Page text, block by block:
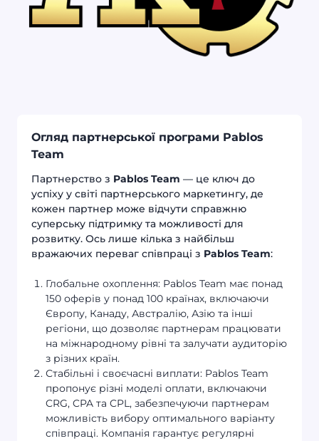
Огляд партнерської програми Pablos
Team
Партнерство з Pablos Team — це ключ до
успіху у світі партнерського маркетингу, де
кожен партнер може відчути справжню
суперську підтримку та можливості для
розвитку. Ось лише кілька з найбільш
вражаючих переваг співпраці з Pablos Team:
Глобальне охоплення: Pablos Team має понад
150 оферів у понад 100 країнах, включаючи
Європу, Канаду, Австралію, Азію та інші
регіони, що дозволяє партнерам працювати
на міжнародному рівні та залучати аудиторію
з різних країн.
Стабільні і своєчасні виплати: Pablos Team
пропонує різні моделі оплати, включаючи
CRG, CPA та CPL, забезпечуючи партнерам
можливість вибору оптимального варіанту
співпраці. Компанія гарантує регулярні